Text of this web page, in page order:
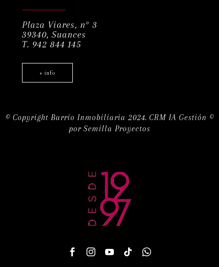
Plaza Viares, nº 3
39340, Suances
T. 942 844 145
+ info
© Copyright Barrio Inmobiliaria 2024. CRM IA Gestión ©
porSemilla Proyectos